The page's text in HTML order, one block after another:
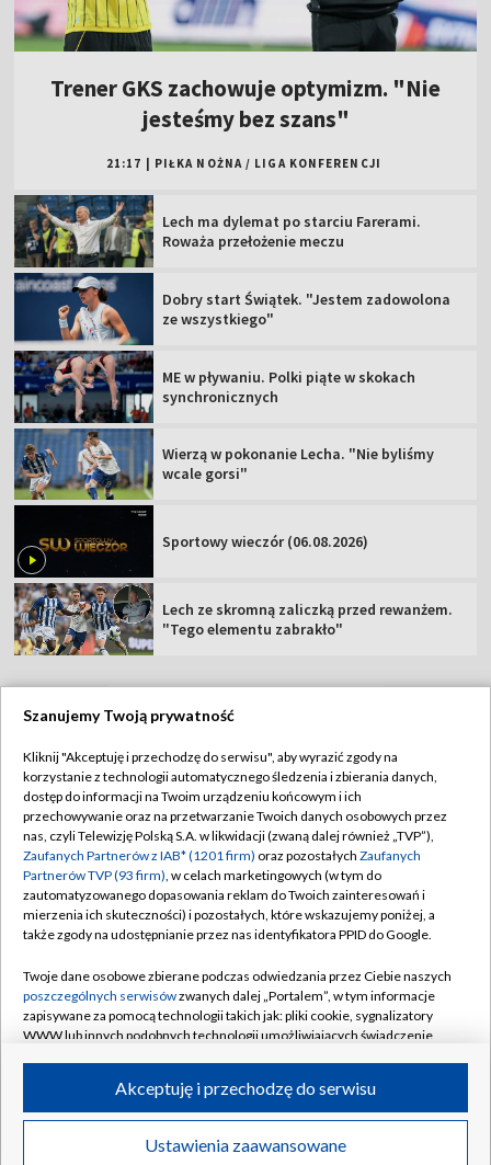
Transmisje Wideo
Trener GKS zachowuje optymizm. "Nie
jesteśmy bez szans"
21:17 PIŁKA NOŻNA / LIGA KONFERENCJI
Lech ma dylemat po starciu Farerami.
Roważa przełożenie meczu
Dobry start Świątek. "Jestem zadowolona
ze wszystkiego"
ME w pływaniu. Polki piąte w skokach
synchronicznych
Wierzą w pokonanie Lecha. "Nie byliśmy
wcale gorsi"
Sportowy wieczór (06.08.2026)
Lech ze skromną zaliczką przed rewanżem.
"Tego elementu zabrakło"
Abonament TVP
Sklep TVP
Biuro Reklamy
Oferta Handlowa
Telegazeta ogłoszenia
Rada Programowa
Ogłoszenia przetargowe
Akademia Telewizyjna
Informacje o nadawcy
Regulamin TVP
Polityka prywatności
Moje zgody
Biuro reklamy
Kontakt
Kanały
©2026 Telewizja Polska Spółka Akcyjna w likwidacji
Szanujemy Twoją prywatność
Kliknij "Akceptuję i przechodzę do serwisu", aby wyrazić zgody na
korzystanie z technologii automatycznego śledzenia i zbierania danych,
dostęp do informacji na Twoim urządzeniu końcowym i ich
przechowywanie oraz na przetwarzanie Twoich danych osobowych przez
nas, czyli Telewizję Polską S.A. w likwidacji (zwaną dalej również „TVP”),
Zaufanych Partnerów z IAB* (1201 firm) oraz pozostałych Zaufanych
Partnerów TVP (93 firm), w celach marketingowych (w tym do
zautomatyzowanego dopasowania reklam do Twoich zainteresowań i
mierzenia ich skuteczności) i pozostałych, które wskazujemy poniżej, a
także zgody na udostępnianie przez nas identyfikatora PPID do Google.
Twoje dane osobowe zbierane podczas odwiedzania przez Ciebie naszych
poszczególnych serwisówzwanych dalej „Portalem”, w tym informacje
zapisywane za pomocą technologii takich jak: pliki cookie, sygnalizatory
WWW lub innych podobnych technologii umożliwiających świadczenie
ruchu w Internecie.
Twoje dane osobowe zbierane podczas odwiedzania przez Ciebie
poszczególnych serwisówna Portalu, takie jak adresy IP, identyfikatory
Ustawienia zaawansowane
Akceptuję i przechodzę do serwisu